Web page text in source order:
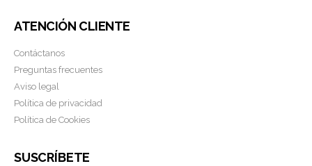
ATENCIÓN CLIENTE
Contáctanos
Preguntas frecuentes
Aviso legal
Política de privacidad
Política de Cookies
SUSCRÍBETE